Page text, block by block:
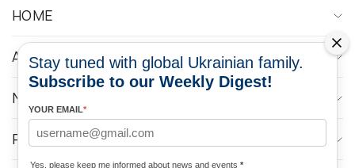
HOME
ABOUT
NEWS
PROGRAMS
Stay tuned with global Ukrainian family.
Subscribe to our Weekly Digest!
YOUR EMAIL*
Yes, please keep me informed about news and events *